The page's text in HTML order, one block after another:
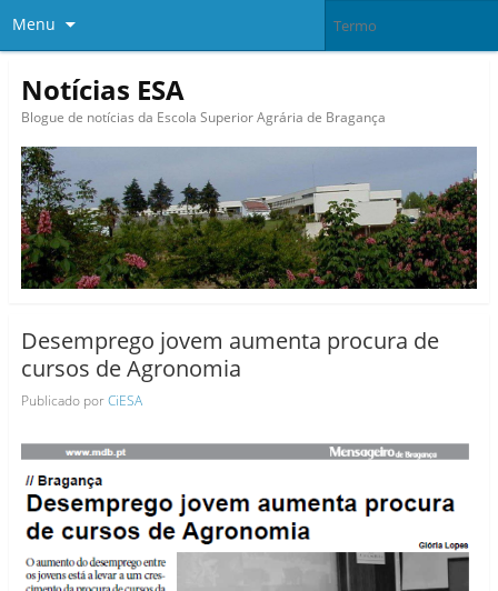
Menu
Notícias ESA
Blogue de notícias da Escola Superior Agrária de Bragança
Desemprego jovem aumenta procura de
cursos de Agronomia
Publicado porCiESA